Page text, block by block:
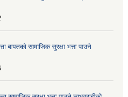
सामाजिक सुरक्षा भत्ता पाउने